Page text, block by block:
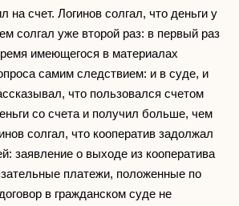
на счет. Логинов солгал, что деньги у
солгал уже второй раз: в первый раз
имеющегося в материалах
самим следствием: и в суде, и
что пользовался счетом
со счета и получил больше, чем
солгал, что кооператив задолжал
заявление о выходе из кооператива
платежи, положенные по
в гражданском суде не